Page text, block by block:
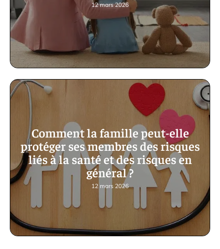
12 mars 2026
Comment la famille peut-elle
protéger ses membres des risques
liés à la santé et des risques en
général ?
12 mars 2026